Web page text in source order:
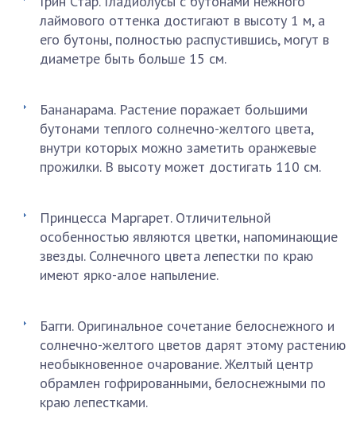
лаймового оттенка достигают в высоту 1 м, а
его бутоны, полностью распустившись, могут в
диаметре быть больше 15 см.
Бананарама. Растение поражает большими
бутонами теплого солнечно-желтого цвета,
внутри которых можно заметить оранжевые
прожилки. В высоту может достигать 110 см.
Принцесса Маргарет. Отличительной
особенностью являются цветки, напоминающие
звезды. Солнечного цвета лепестки по краю
имеют ярко-алое напыление.
Багги. Оригинальное сочетание белоснежного и
солнечно-желтого цветов дарят этому растению
необыкновенное очарование. Желтый центр
обрамлен гофрированными, белоснежными по
краю лепестками.